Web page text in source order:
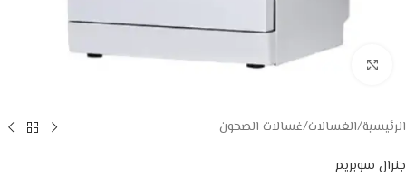
Click to enlarge
الرئيسية/الغسالات/غسالات الصحون
جنرال سوبريم